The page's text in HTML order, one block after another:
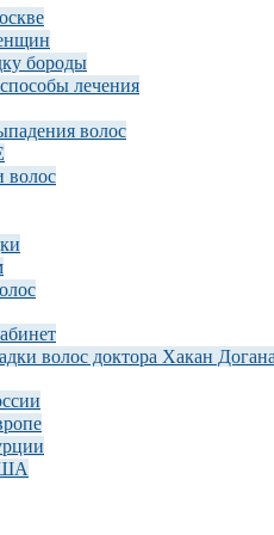
бороды
лечения
волос
волос
волос доктора Хакан